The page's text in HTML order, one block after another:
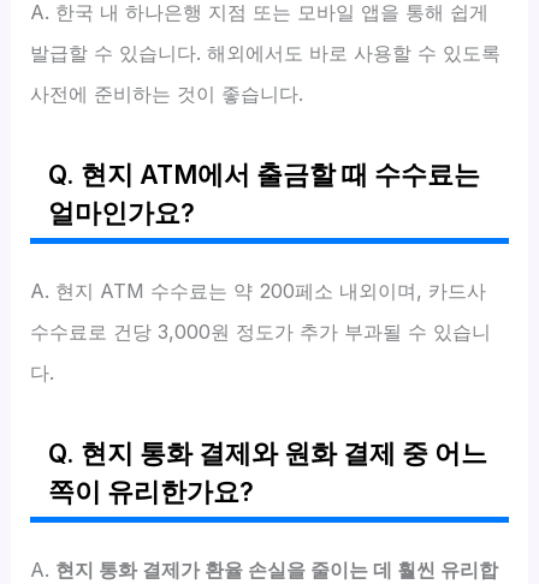
A. 한국 내 하나은행 지점 또는 모바일 앱을 통해 쉽게
발급할 수 있습니다. 해외에서도 바로 사용할 수 있도록
사전에 준비하는 것이 좋습니다.
Q. 현지 ATM에서 출금할 때 수수료는
얼마인가요?
A. 현지 ATM 수수료는 약 200페소 내외이며, 카드사
수수료로 건당 3,000원 정도가 추가 부과될 수 있습니
다.
Q. 현지 통화 결제와 원화 결제 중 어느
쪽이 유리한가요?
A. 현지 통화 결제가 환율 손실을 줄이는 데 훨씬 유리합